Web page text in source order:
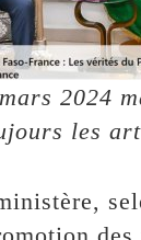
2024
les